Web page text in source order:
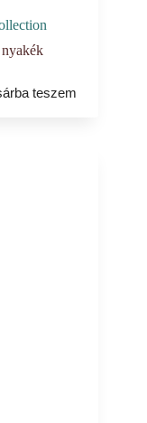
nyakék
teszem